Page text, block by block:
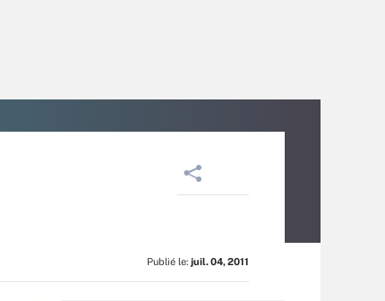
Publié le: juil. 04, 2011